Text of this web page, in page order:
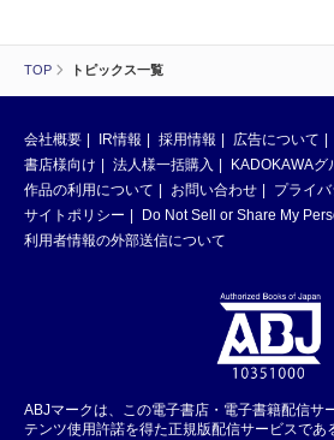
TOP トピックス一覧
会社概要 IR情報 採用情報 広告について
書店様向け
法人様一括購入
KADOKAWAグ
作品の利用について
お問い合わせ
プライ
サイトポリシー
Do Not Sell or Share My
利用者情報の外部送信について
ABJマークは、この電子書店・電子書籍配信サ
テンツ使用許諾を得た正規版配信サービスであ